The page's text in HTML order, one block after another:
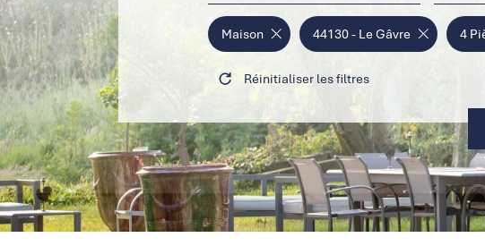
de l'immo pro
Maison 44130 - Le Gâvre 4
Réinitialiser les filtres